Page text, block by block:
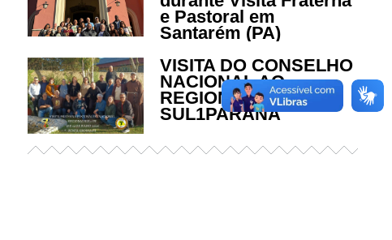
e Pastoral em
Santarém (PA)
VISITA DO CONSELHO
NACIONAL AO
REGIONAL
SUL1PARANA